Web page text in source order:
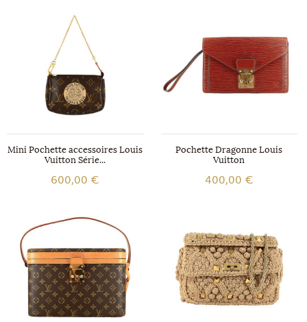
Mini Pochette accessoires Louis
Vuitton Série...
600,00 €
Pochette Dragonne Louis
Vuitton
400,00 €